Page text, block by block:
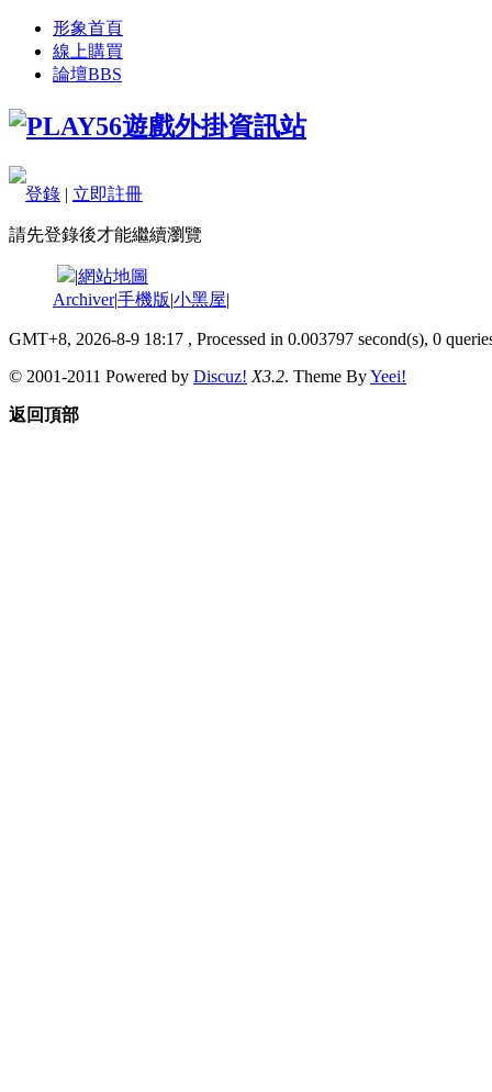
形象首頁
線上購買
論壇BBS
登錄 | 立即註冊
請先登錄後才能繼續瀏覽
|網站地圖
Archiver|手機版|小黑屋|
GMT+8, 2026-8-9 18:17 , Processed in 0.003797 second(s), 0
© 2001-2011 Powered by Discuz! X3.2. Theme ByYeei!
返回頂部